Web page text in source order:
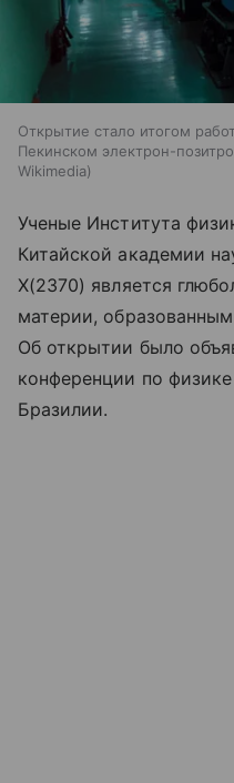
Открытие стало итогом
Пекинском электрон-
Wikimedia
Ученые Института
Китайской академии
X(2370) является
материи,
Об открытии было
конференции по
Бразилии.